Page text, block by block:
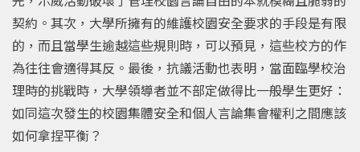
契約。其次，大學所擁有的維護校園安全要求的手段是有限
的，而且當學生逾越這些規則時，可以預見，這些校方的作
為往往會適得其反。最後，抗議活動也表明，當面臨學校治
理時的挑戰時，大學領導者並不部定做得比一般學生更好：
如同這次發生的校園集體安全和個人言論集會權利之間應該
如何拿捏平衡？